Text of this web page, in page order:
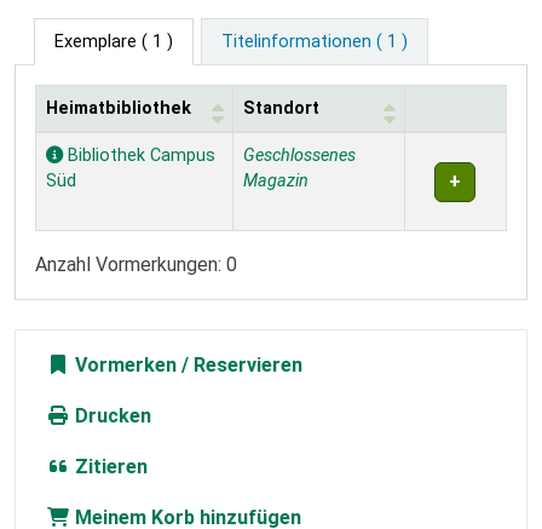
Exemplare ( 1 ) Titelinformationen ( 1 )
Exemplare
Heimatbibliothek Standort
Bibliothek Campus
Süd
Geschlossenes
Magazin
Anzahl Vormerkungen: 0
Vormerken
Drucken
Zitieren
Meinem Korb hinzufügen